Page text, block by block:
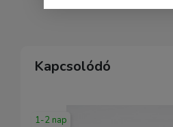
Kapcsolódó
1-2 nap